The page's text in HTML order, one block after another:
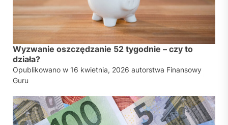
Wyzwanie oszczędzanie 52 tygodnie – czy to
działa?
Opublikowano w 16 kwietnia, 2026 autorstwa Finansowy
Guru